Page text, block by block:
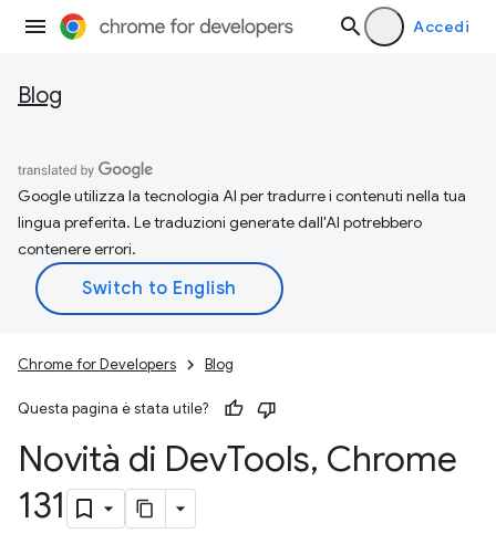
Accedi
Blog
Google utilizza la tecnologia AI per tradurre i contenuti nella tua
lingua preferita. Le traduzioni generate dall'AI potrebbero
contenere errori.
Chrome for Developers Blog
Questa pagina è stata utile?
Novità di DevTools, Chrome
131